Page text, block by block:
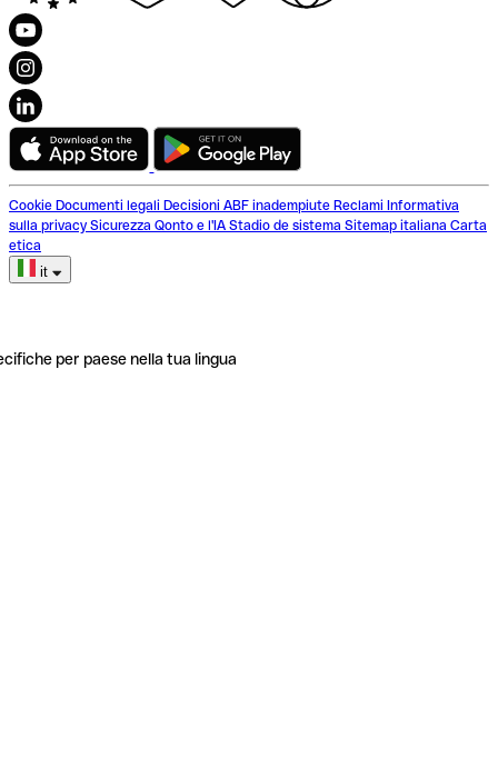
Cookie Documenti legali Decisioni ABF inadempiute Reclami Informativa
sulla privacy Sicurezza Qonto e l'IA Stadio de sistema Sitemap italiana Carta
etica
it
per paese nella tua lingua